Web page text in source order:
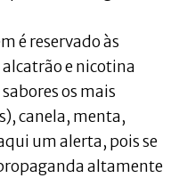
é reservado às
e nicotina
os mais
canela, menta,
um alerta, pois se
altamente